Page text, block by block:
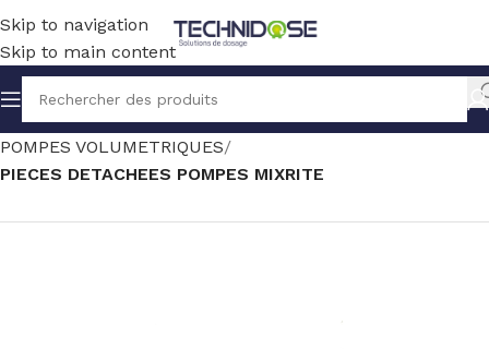
Skip to navigation
Skip to main content
Accueil TRAITEMENT EAU DOSAGE
POMPES VOLUMETRIQUES
PIECES DETACHEES POMPES MIXRITE